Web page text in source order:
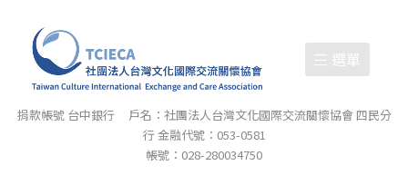
選單
捐款帳號 台中銀行 戶名：社團法人台灣文化國際交流關懷協會 四民分
行 金融代號：053-0581
帳號：028-280034750